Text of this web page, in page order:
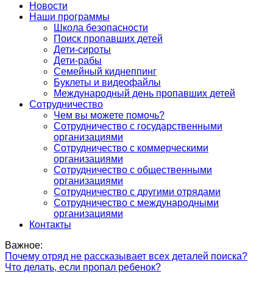
Новости
Наши программы
Школа безопасности
Поиск пропавших детей
Дети-сироты
Дети-рабы
Семейный киднеппинг
Буклеты и видеофайлы
Международный день пропавших детей
Сотрудничество
Чем вы можете помочь?
Сотрудничество с государственными
организациями
Сотрудничество с коммерческими
организациями
Сотрудничество с общественными
организациями
Сотрудничество с другими отрядами
Сотрудничество с международными
организациями
Контакты
Важное:
Почему отряд не рассказывает всех деталей поиска?
Что делать, если пропал ребенок?